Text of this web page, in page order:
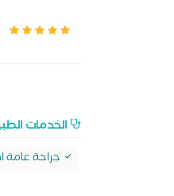
الخدمات
جراحة عامة